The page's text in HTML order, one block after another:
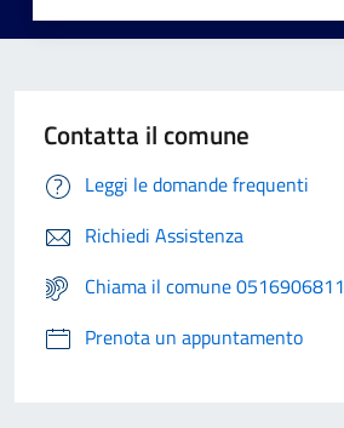
Contatta il comune
Leggi le domande frequenti
Richiedi Assistenza
Chiama il comune 0516906811
Prenota un appuntamento